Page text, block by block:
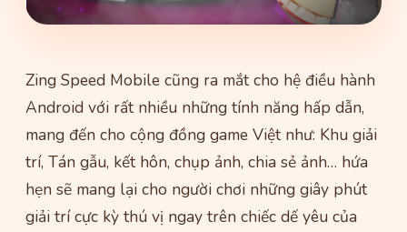
Zing Speed Mobile cũng ra mắt cho hệ điều hành
Android với rất nhiều những tính năng hấp dẫn,
mang đến cho cộng đồng game Việt như: Khu giải
trí, Tán gẫu, kết hôn, chụp ảnh, chia sẻ ảnh… hứa
hẹn sẽ mang lại cho người chơi những giây phút
giải trí cực kỳ thú vị ngay trên chiếc dế yêu của